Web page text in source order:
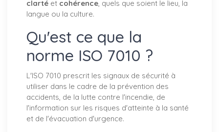
clarté et cohérence, quels que soient le lieu, la
langue ou la culture.
Qu'est ce que la
norme ISO 7010 ?
L'ISO 7010 prescrit les signaux de sécurité à
utiliser dans le cadre de la prévention des
accidents, de la lutte contre l'incendie, de
l'information sur les risques d'atteinte à la santé
et de l'évacuation d'urgence.